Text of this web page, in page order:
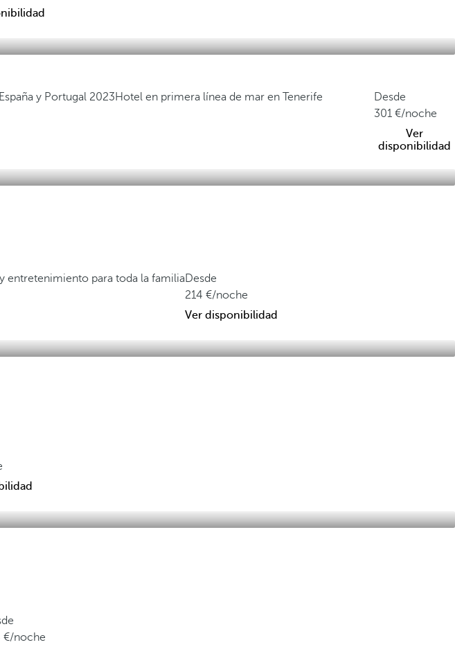
y Portugal 2023Hotel en primera línea de mar en Tenerife
Desde
301
/noche
Ver
disponibilidad
entretenimiento para toda la familiaDesde
214
/noche
Ver disponibilidad
/noche